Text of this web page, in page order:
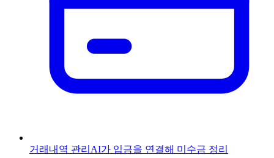
거래내역 관리 AI가 입금을 연결해 미수금 정리